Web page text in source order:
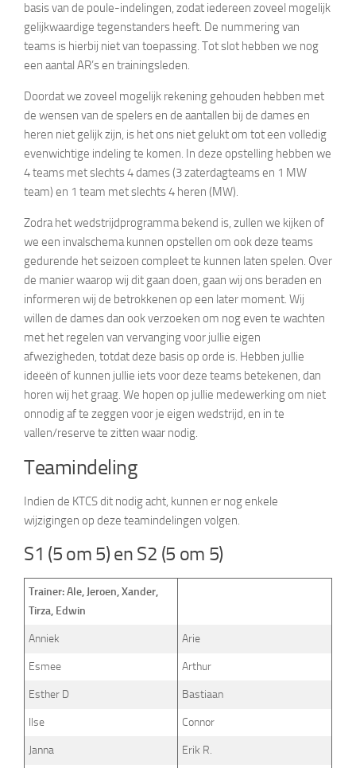
basis van de poule-indelingen, zodat iedereen zoveel mogelijk
gelijkwaardige tegenstanders heeft. De nummering van
teams is hierbij niet van toepassing. Tot slot hebben we nog
een aantal AR’s en trainingsleden.
Doordat we zoveel mogelijk rekening gehouden hebben met
de wensen van de spelers en de aantallen bij de dames en
heren niet gelijk zijn, is het ons niet gelukt om tot een volledig
evenwichtige indeling te komen. In deze opstelling hebben we
4 teams met slechts 4 dames (3 zaterdagteams en 1 MW
team) en 1 team met slechts 4 heren (MW).
Zodra het wedstrijdprogramma bekend is, zullen we kijken of
we een invalschema kunnen opstellen om ook deze teams
gedurende het seizoen compleet te kunnen laten spelen. Over
de manier waarop wij dit gaan doen, gaan wij ons beraden en
informeren wij de betrokkenen op een later moment. Wij
willen de dames dan ook verzoeken om nog even te wachten
met het regelen van vervanging voor jullie eigen
afwezigheden, totdat deze basis op orde is. Hebben jullie
ideeën of kunnen jullie iets voor deze teams betekenen, dan
horen wij het graag. We hopen op jullie medewerking om niet
onnodig af te zeggen voor je eigen wedstrijd, en in te
vallen/reserve te zitten waar nodig.
Teamindeling
Indien de KTCS dit nodig acht, kunnen er nog enkele
wijzigingen op deze teamindelingen volgen.
S1 (5 om 5) en S2 (5 om 5)
Trainer: Ale, Jeroen, Xander,
Tirza, Edwin
Anniek Arie
Esmee Arthur
Esther D Bastiaan
Ilse Connor
Janna Erik R.